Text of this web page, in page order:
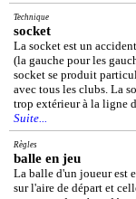
Technique
socket
La socket est un
(la gauche pour les
socket se produit
avec tous les clubs. La
trop extérieur à la ligne
Suite...
Règles
balle en jeu
La balle d'un joueur est
sur l'aire de départ et